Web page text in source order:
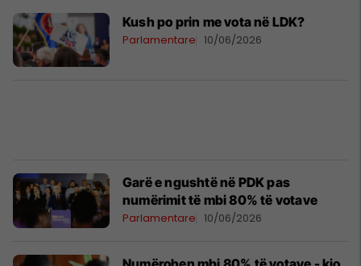
Kush po prin me vota në LDK?
Parlamentare 10/06/2026
Garë e ngushtë në PDK pas
numërimit të mbi 80% të votave
Parlamentare 10/06/2026